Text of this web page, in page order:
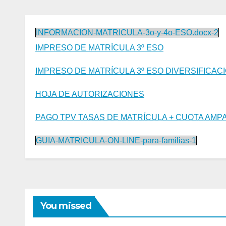
INFORMACION-MATRICULA-3o-y-4o-ESO.docx-2
IMPRESO DE MATRÍCULA 3º ESO
IMPRESO DE MATRÍCULA 3º ESO
HOJA DE AUTORIZACIONES
PAGO TPV TASAS DE MATRÍCULA + CUOTA
GUIA-MATRICULA-ON-LINE-para-familias-1
You missed